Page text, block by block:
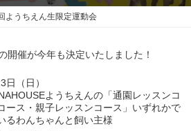
ようちえん生限定運動会
開催が今年も決定いたしました！
日（日）
ようちえんの「通園レッスンコ
ース・親子レッスンコース」いずれかで
るわんちゃんと飼い主様